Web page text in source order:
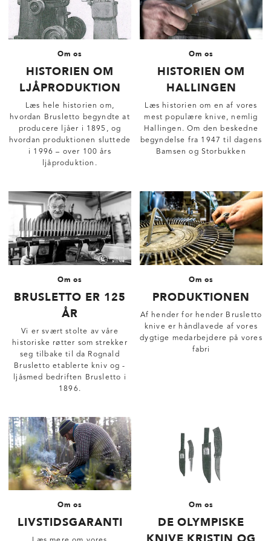
Om os
HISTORIEN OM
LJÅPRODUKTION
Læs hele historien om,
hvordan Brusletto begyndte at
producere ljåer i 1895, og
hvordan produktionen sluttede
i 1996 – over 100 års
ljåproduktion.
Om os
HISTORIEN OM
HALLINGEN
Læs historien om en af vores
mest populære knive, nemlig
Hallingen. Om den beskedne
begyndelse fra 1947 til dagens
Bamsen og Storbukken
Om os
BRUSLETTO ER 125
ÅR
Vi er svært stolte av våre
historiske røtter som strekker
seg tilbake til da Rognald
Brusletto etablerte kniv og -
ljåsmed bedriften Brusletto i
1896.
Om os
PRODUKTIONEN
Af hender for hender Brusletto
knive er håndlavede af vores
dygtige medarbejdere på vores
fabri
Om os
LIVSTIDSGARANTI
Om os
DE OLYMPISKE